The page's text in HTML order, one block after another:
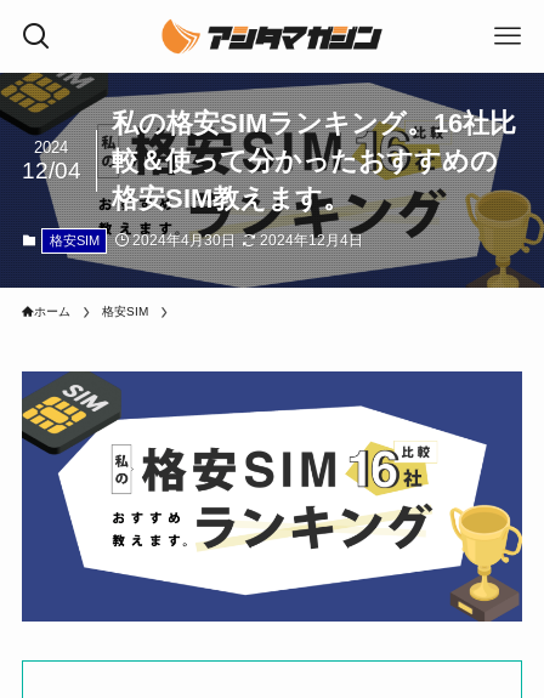
私の格安SIMランキング。16社比
較＆使って分かったおすすめの
格安SIM教えます。
2024
12/04
格安SIM 2024年4月30日 2024年12月4日
ホーム 格安SIM